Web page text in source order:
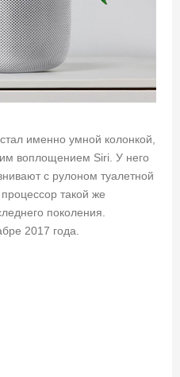
именно умной колонкой,
воплощением Siri. У него
с рулоном туалетной
такой же
поколения.
2017 года.